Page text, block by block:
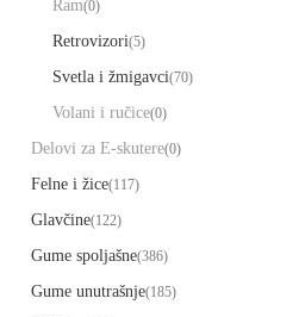
Ram(0)
Retrovizori(5)
Svetla i žmigavci(70)
Volani i ručice(0)
Delovi za E-skutere(0)
Felne i žice(117)
Glavčine(122)
Gume spoljašne(386)
Gume unutrašnje(185)